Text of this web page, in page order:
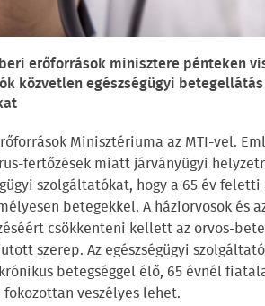
erőforrások minisztere pénteken
közvetlen egészségügyi
Minisztériuma az MTI-vel.
fertőzések miatt járványügyi
szolgáltatókat, hogy a 65 év feletti
betegekkel. A háziorvosok és
csökkenteni kellett az orvos-
szerep. Az egészségügyi
betegséggel élő, 65 évnél
veszélyes lehet.